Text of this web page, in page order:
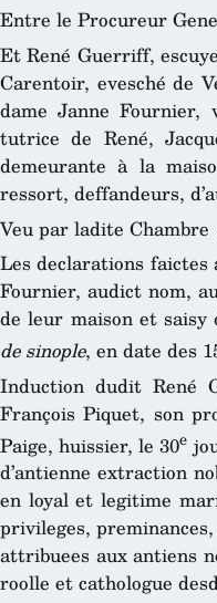
Entre le Procureur
Et René Guerriff,
Carentoir, evesché de
dame Janne
tutrice de René,
demeurante à la
ressort, deffandeurs,
Veu par ladite Chambre
Les declarations faictes
Fournier, audict nom,
de leur maison et
de sinople, en date des
Induction dudit René
François Piquet, son
Paige, huissier, le 30e
d’antienne extraction
en loyal et legitime
privileges,
attribuees aux antiens
roolle et cathologue